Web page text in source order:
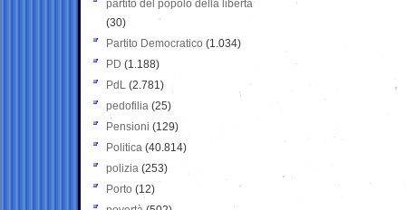
partito del popolo della libertà
(30)
Partito Democratico (1.034)
PD (1.188)
PdL (2.781)
pedofilia (25)
Pensioni (129)
Politica (40.814)
polizia (253)
Porto (12)